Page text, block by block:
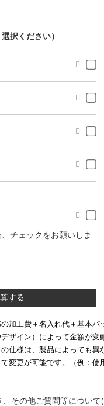
択ください）





チェックをお願いしま
加工費＋名入れ代＋基本パ
ザイン）によって金額が変
仕様は、製品によっても異
変更が可能です。（例：使
その他ご質問等につい